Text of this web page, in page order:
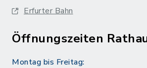
Erfurter Bahn
Öffnungszeiten
Montag bis Freitag: